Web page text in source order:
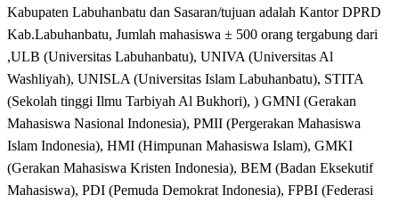
Kabupaten Labuhanbatu dan Sasaran/tujuan adalah Kantor DPRD
Kab.Labuhanbatu, Jumlah mahasiswa ± 500 orang tergabung dari
,ULB (Universitas Labuhanbatu), UNIVA (Universitas Al
Washliyah), UNISLA (Universitas Islam Labuhanbatu), STITA
(Sekolah tinggi Ilmu Tarbiyah Al Bukhori), ) GMNI (Gerakan
Mahasiswa Nasional Indonesia), PMII (Pergerakan Mahasiswa
Islam Indonesia), HMI (Himpunan Mahasiswa Islam), GMKI
(Gerakan Mahasiswa Kristen Indonesia), BEM (Badan Eksekutif
Mahasiswa), PDI (Pemuda Demokrat Indonesia), FPBI (Federasi